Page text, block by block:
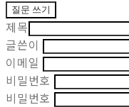
질문 쓰기
제목
글쓴이
이메일
비밀번호
비밀번호